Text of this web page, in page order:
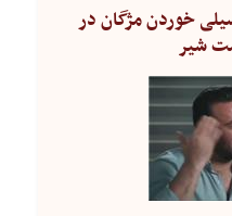
خوردن مژگان در
شیر